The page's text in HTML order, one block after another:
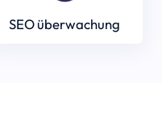
SEO überwachung